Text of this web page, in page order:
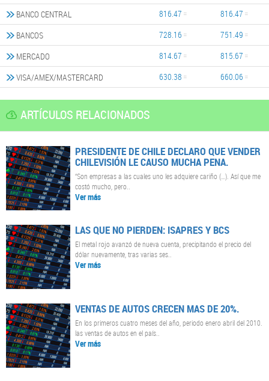
BANCO CENTRAL 816.47
816.47
BANCOS
728.16
751.49
MERCADO
814.67
815.67
VISA/AMEX/MASTERCARD
630.38 660.06
ARTÍCULOS RELACIONADOS
PRESIDENTE DE CHILE DECLARO QUE VENDER
CHILEVISIÓN LE CAUSO MUCHA PENA.
“Son empresas a las cuales uno les adquiere cariño (…). Así que me
costó mucho, pero..
Ver más
LAS QUE NO PIERDEN: ISAPRES Y BCS
El metal rojo avanzó de nueva cuenta, precipitando el precio del
dólar nuevamente, tras varias ses..
Ver más
VENTAS DE AUTOS CRECEN MAS DE 20%.
En los primeros cuatro meses del año, periodo enero abril del 2010.
las ventas de autos en el país..
Ver más